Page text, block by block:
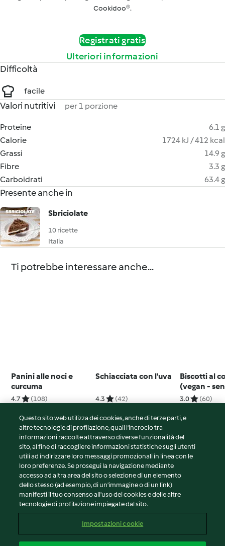
Cookidoo®.
Registrati gratis
Ulteriori informazioni
Difficoltà
facile
Valori nutritivi per 1 porzione
Proteine
6.1 g
Calorie
1724 kJ / 412 kcal
Grassi
14.9 g
Fibre
3.3 g
Carboidrati
63.4 g
Presente anche in
Sbriciolate
10 ricette
Italia
Ti potrebbe interessare anche...
Panini alle noci e
curcuma
4.7 (108)
Schiacciata con l'uva
4.3 (42)
Biscotti al
(vegan -
glutine)
3.0 (60)
© Copyright 2026
Termini del servizio
Informativa sulla privacy
Avvertenze generali
Note legali
Contenuto del rapporto
Questo sito web utilizza dei cookies, anche di terze parti, e
altre tecnologie di profilazione, quali l’incrocio tra
informazioni raccolte attraverso diverse funzionalità del
sito, al fine di raccogliere informazioni statistiche sugli utenti
utili ad indirizzare loro messaggi promozionali in linea con le
loro preferenze. Se prosegui la navigazione mediante
accesso ad altra area del sito o selezione di un elemento
dello stesso (ad esempio, di un'immagine o di un link)
manifesti il tuo consenso all'uso dei cookies e delle altre
tecnologie di profilazione impiegate dal sito.
Impostazioni cookie